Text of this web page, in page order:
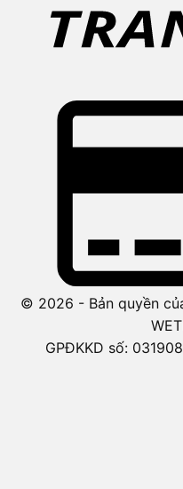
© 2026 - Bản quyền
GPĐKKD số: